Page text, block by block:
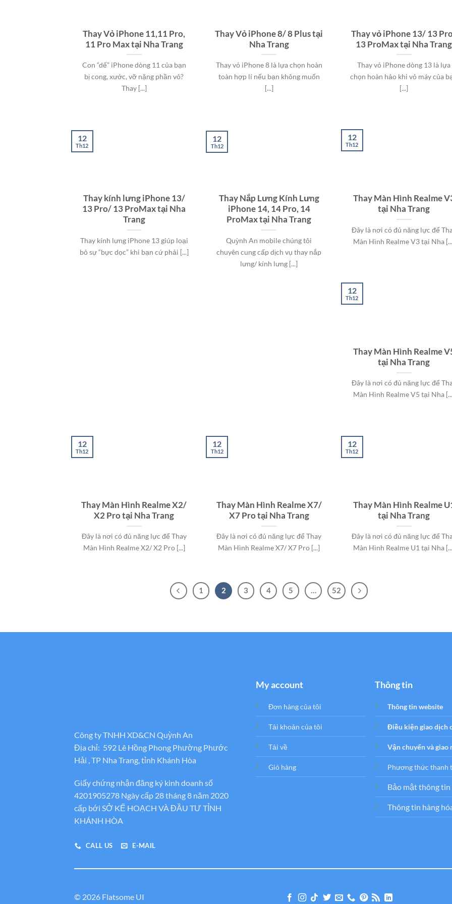
Thay Vỏ iPhone 11,11 Pro,
11 Pro Max tại Nha Trang
Con “dế” iPhone dòng 11 của bạn
bị cong, xước, vỡ nặng phần vỏ?
Thay [...]
Thay Vỏ iPhone 8/ 8 Plus tại
Nha Trang
Thay vỏ iPhone 8 là lựa chọn hoàn
toàn hợp lí nếu bạn không muốn
[...]
Thay vỏ iPhone 13/ 13
13 ProMax tại Nha Trang
Thay vỏ iPhone dòng 13 là lựa
chọn hoàn hảo khi vỏ máy của
[...]
Thay kính lưng iPhone 13/
13 Pro/ 13 ProMax tại Nha
Trang
Thay kính lưng iPhone 13 giúp loại
bỏ sự “bực dọc” khi bạn cứ phải [...]
12
Th12
Thay Nắp Lưng Kính Lưng
iPhone 14, 14 Pro, 14
ProMax tại Nha Trang
Quỳnh An mobile chúng tôi
chuyên cung cấp dịch vụ thay nắp
lưng/ kính lưng [...]
12
Th12
Thay Màn Hình Realme
tại Nha Trang
Đây là nơi có đủ năng lực để
Màn Hình Realme V3 tại Nha
12
Th12
Thay Màn Hình Realme
tại Nha Trang
Đây là nơi có đủ năng lực để
Màn Hình Realme V5 tại Nha
12
Th12
Thay Màn Hình Realme X2/
X2 Pro tại Nha Trang
Đây là nơi có đủ năng lực để Thay
Màn Hình Realme X2/ X2 Pro [...]
12
Th12
Thay Màn Hình Realme X7/
X7 Pro tại Nha Trang
Đây là nơi có đủ năng lực để Thay
Màn Hình Realme X7/ X7 Pro [...]
12
Th12
Thay Màn Hình Realme
tại Nha Trang
Đây là nơi có đủ năng lực để
Màn Hình Realme U1 tại Nha
12
Th12
1 2 3 4 5 … 52
Công ty TNHH XD&CN Quỳnh An
Địa chỉ: 592 Lê Hồng Phong Phường Phước
Hải , TP Nha Trang, tỉnh Khánh Hòa
Giấy chứng nhận đăng ký kinh doanh số
4201905278 Ngày cấp 28 tháng 8 năm 2020
cấp bới SỞ KẾ HOẠCH VÀ ĐẦU TƯ TỈNH
KHÁNH HÒA
CALL US E-MAIL
My account
Đơn hàng của tôi
Tải khoản của tôi
Tải về
Giỏ hàng
Thông tin
Thông tin website
Điều kiện giao dịch
Vận chuyển và giao
Phương thức thanh
Bảo mật thông tin
Thông tin hàng
© 2026 Flatsome UI